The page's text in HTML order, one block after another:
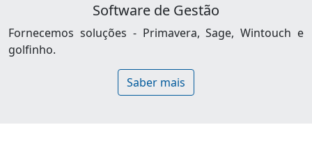
Software de Gestão
Fornecemos soluções - Primavera, Sage, Wintouch e
golfinho.
Saber mais